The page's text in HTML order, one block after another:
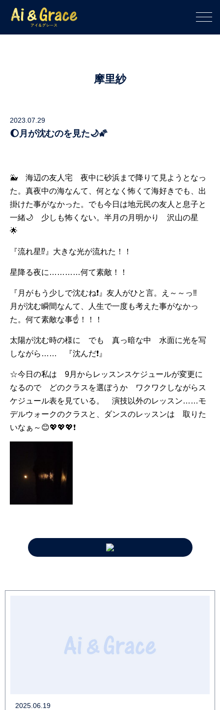
摩里紗
2023.07.29
🌔月が沈むのを見た🌙🌠
🐳 海辺の友人宅 夜中に砂浜まで降りて見ようとなっ
た。真夜中の海なんて、何となく怖くて海好きでも、出
掛けた事がなかった。でも今日は地元民の友人と息子と
一緒🌙 少しも怖くない。半月の月明かり 沢山の星
🌟
『流れ星⁉️』大きな光が流れた！！
星降る夜に…………何て素敵！！
『月がもう少しで沈むね❗』友人がひと言。え～～っ‼️
月が沈む瞬間なんて、人生で一度も考えた事がなかっ
た。何て素敵な事☝！！！
太陽が沈む時の様に でも 真っ暗な中 水面に光を写
しながら…… 『沈んだ❗』
☆今日の私は 9月からレッスンスケジュールが変更に
なるので どのクラスを選ぼうか ワクワクしながらス
ケジュール表を見ている。 演技以外のレッスン……モ
デルウォークのクラスと、ダンスのレッスンは 取りた
いなぁ～😊💖💖💖❗️
2025.06.19